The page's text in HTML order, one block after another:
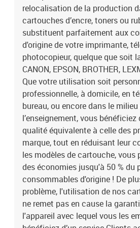
relocalisation de la production
cartouches d’encre, toners ou
substituent parfaitement aux
d'origine de votre imprimante,
photocopieur, quelque que soit
CANON, EPSON, BROTHER,
Que votre utilisation soit
professionnelle, à domicile, en
bureau, ou encore dans le milieu
l’enseignement, vous
qualité équivalente à celle des
marque, tout en réduisant leur
les modèles de cartouche, vous
des économies jusqu'à 50 % du
consommables d'origine ! De
problème, l'utilisation de nos
ne remet pas en cause la
l'appareil avec lequel vous les